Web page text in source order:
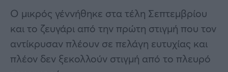
Ο μικρός γέννήθηκε στα τέλη Σεπτεμβρίου
και το ζευγάρι από την πρώτη στιγμή που τον
αντίκρυσαν πλέουν σε πελάγη ευτυχίας και
πλέον δεν ξεκολλούν στιγμή από το πλευρό